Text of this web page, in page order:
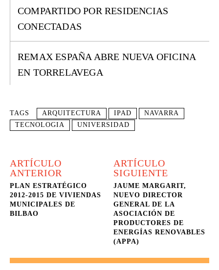
COMPARTIDO POR RESIDENCIAS
CONECTADAS
REMAX ESPAÑA ABRE NUEVA OFICINA
EN TORRELAVEGA
TAGS ARQUITECTURA IPAD
NAVARRA
TECNOLOGIA
UNIVERSIDAD
ARTÍCULO
ANTERIOR
PLAN ESTRATÉGICO
2012-2015 DE VIVIENDAS
MUNICIPALES DE
BILBAO
ARTÍCULO
SIGUIENTE
JAUME MARGARIT,
NUEVO DIRECTOR
GENERAL DE LA
ASOCIACIÓN DE
PRODUCTORES DE
ENERGÍAS RENOVABLES
(APPA)